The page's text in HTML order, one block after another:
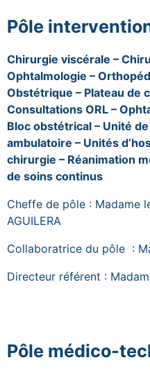
Pôle
Chirurgie viscérale –
Ophtalmologie –
Obstétrique – Plateau de
Consultations ORL –
Bloc obstétrical – Unité
ambulatoire – Unités
chirurgie – Réanimation
de soins continus
Cheffe de pôle : Madame
AGUILERA
Collaboratrice du pôle :
Directeur référent :
Pôle médico-